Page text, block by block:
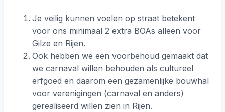
Je veilig kunnen voelen op straat betekent
voor ons minimaal 2 extra BOAs alleen voor
Gilze en Rijen.
Ook hebben we een voorbehoud gemaakt dat
we carnaval willen behouden als cultureel
erfgoed en daarom een gezamenlijke bouwhal
voor verenigingen (carnaval en anders)
gerealiseerd willen zien in Rijen.